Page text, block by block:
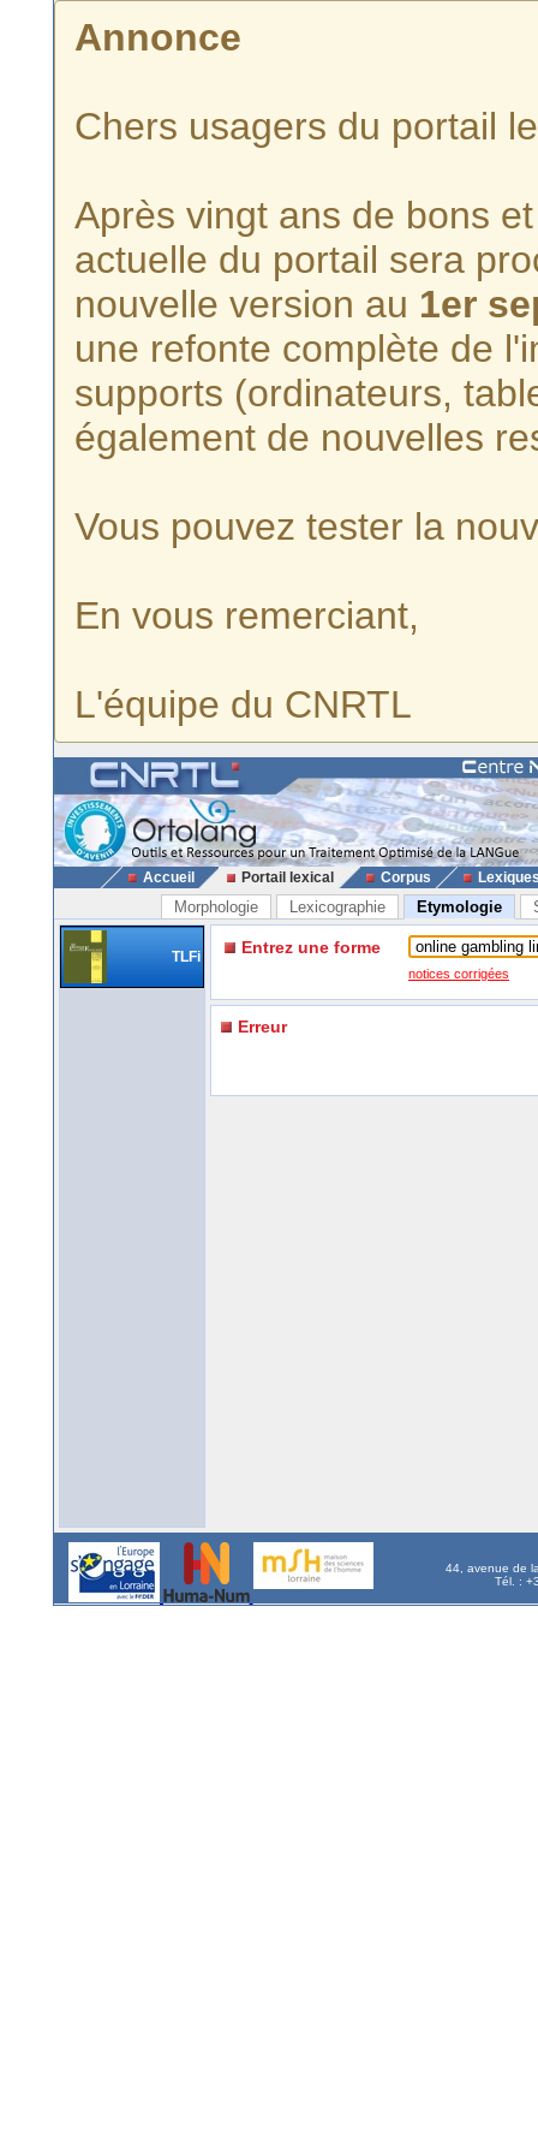
Annonce
Chers usagers du portail
Après vingt ans de bons
actuelle du portail sera
nouvelle version au 1er
une refonte complète de
supports (ordinateurs,
également de nouvelles
Vous pouvez tester la
En vous remerciant,
L'équipe du CNRTL
Accueil Portail lexical Corpus
Morphologie Lexicographie Etymologie
TLFi Entrez une forme
notices corrigées
Erreur
44, avenue de
Tél. :